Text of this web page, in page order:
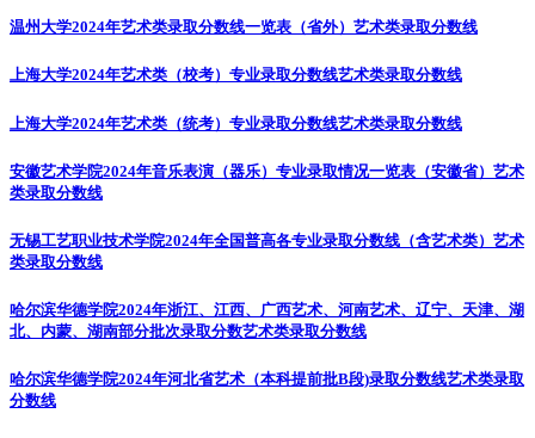
温州大学2024年艺术类录取分数线一览表（省外） 艺术类录取分数线
上海大学2024年艺术类（校考）专业录取分数线艺术类录取分数线
上海大学2024年艺术类（统考）专业录取分数线艺术类录取分数线
安徽艺术学院2024年音乐表演（器乐）专业录取情况一览表（安徽省） 艺术
类录取分数线
无锡工艺职业技术学院2024年全国普高各专业录取分数线（含艺术类） 艺术
类录取分数线
哈尔滨华德学院2024年浙江、江西、广西艺术、河南艺术、辽宁、天津、湖
北、内蒙、湖南部分批次录取分数艺术类录取分数线
哈尔滨华德学院2024年河北省艺术（本科提前批B段)录取分数线艺术类录取
分数线